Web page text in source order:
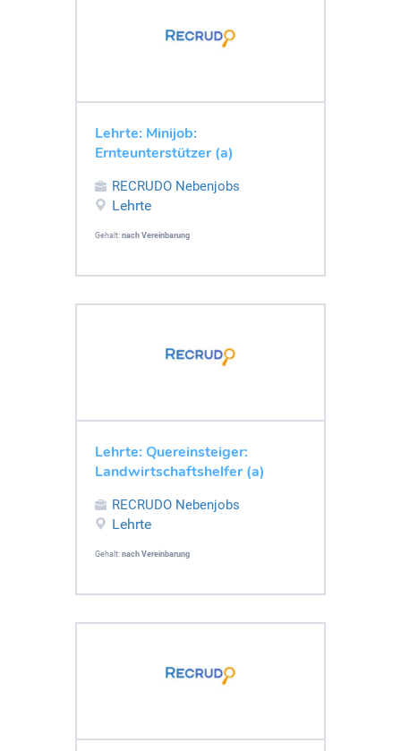
Lehrte: Minijob:
Ernteunterstützer (a)
RECRUDO Nebenjobs
Lehrte
Gehalt: nach Vereinbarung
Lehrte: Quereinsteiger:
Landwirtschaftshelfer (a)
RECRUDO Nebenjobs
Lehrte
Gehalt: nach Vereinbarung